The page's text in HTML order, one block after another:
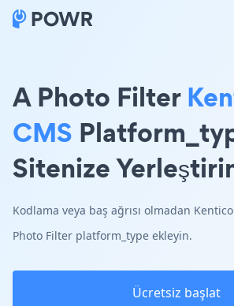
A Photo Filter
CMS
Sitenize
Kodlama veya baş ağrısı olmadan
Photo Filter platform_type ekleyin.
Ücretsiz başlat